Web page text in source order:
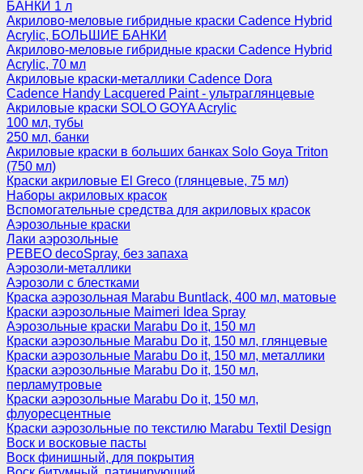
БАНКИ 1 л
Акрилово-меловые гибридные краски Cadence Hybrid
Acrylic, БОЛЬШИЕ БАНКИ
Акрилово-меловые гибридные краски Cadence Hybrid
Acrylic, 70 мл
Акриловые краски-металлики Cadence Dora
Cadence Handy Lacquered Paint - ультраглянцевые
Акриловые краски SOLO GOYA Acrylic
100 мл, тубы
250 мл, банки
Акриловые краски в больших банках Solo Goya Triton
(750 мл)
Краски акриловые El Greco (глянцевые, 75 мл)
Наборы акриловых красок
Вспомогательные средства для акриловых красок
Аэрозольные краски
Лаки аэрозольные
PEBEO decoSpray, без запаха
Аэрозоли-металлики
Аэрозоли с блестками
Краска аэрозольная Marabu Buntlack, 400 мл, матовые
Краски аэрозольные Maimeri Idea Spray
Аэрозольные краски Marabu Do it, 150 мл
Краски аэрозольные Marabu Do it, 150 мл, глянцевые
Краски аэрозольные Marabu Do it, 150 мл, металлики
Краски аэрозольные Marabu Do it, 150 мл,
перламутровые
Краски аэрозольные Marabu Do it, 150 мл,
флуоресцентные
Краски аэрозольные по текстилю Marabu Textil Design
Воск и восковые пасты
Воск финишный, для покрытия